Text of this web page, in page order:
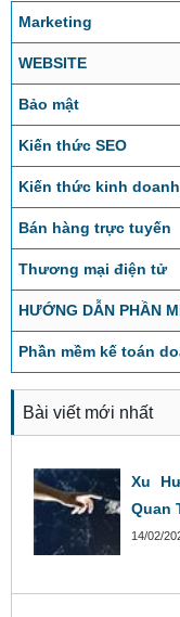
Marketing
WEBSITE
Bảo mật
Kiến thức SEO
Kiến thức kinh doanh
Bán hàng trực tuyến
Thương mại điện tử
HƯỚNG DẪN PHẦN
Phần mềm kế toán
Bài viết mới nhất
Xu
Quan
14/02/